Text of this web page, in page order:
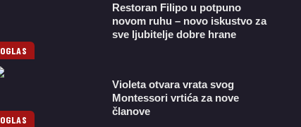
OGLAS
Restoran Filipo u potpuno
novom ruhu – novo iskustvo za
sve ljubitelje dobre hrane
OGLAS
Violeta otvara vrata svog
Montessori vrtića za nove
članove